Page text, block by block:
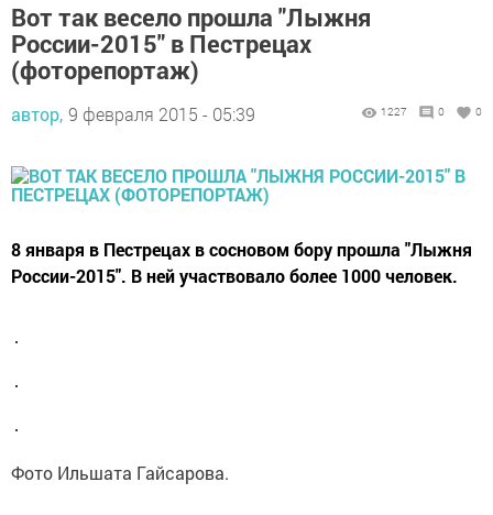
Вот так весело прошла "Лыжня
России-2015" в Пестрецах
(фоторепортаж)
автор, 9 февраля 2015 - 05:39 1227 0 0
8 января в Пестрецах в сосновом бору прошла "Лыжня
России-2015". В ней участвовало более 1000 человек.
Фото Ильшата Гайсарова.